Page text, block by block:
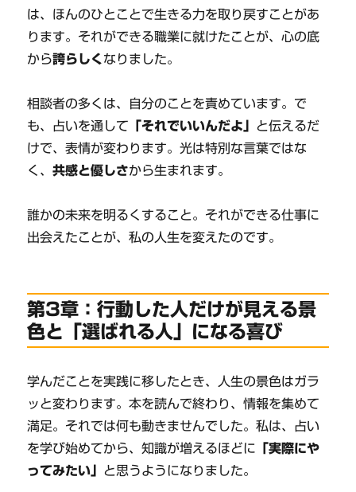
は、ほんのひとことで生きる力を取り戻すことがあ
ります。それができる職業に就けたことが、心の底
から誇らしく なりました。
相談者の多くは、自分のことを責めています。で
も、占いを通して 「それでいいんだよ」 と伝えるだ
けで、表情が変わります。光は特別な言葉ではな
く、共感と優しさから生まれます。
誰かの未来を明るくすること。それができる仕事に
出会えたことが、私の人生を変えたのです。
第3章：行動した人だけが見える景
色と「選ばれる人」になる喜び
学んだことを実践に移したとき、人生の景色はガラ
ッと変わります。本を読んで終わり、情報を集めて
満足。それでは何も動きませんでした。私は、占い
を学び始めてから、知識が増えるほどに 「実際にや
ってみたい」 と思うようになりました。